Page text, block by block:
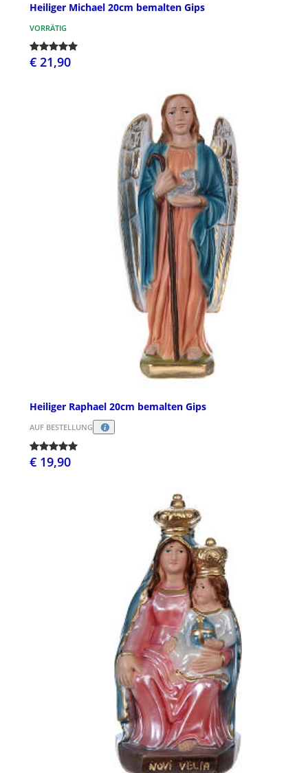
Heiliger Michael 20cm bemalten Gips
VORRÄTIG
€ 21,90
Heiliger Raphael 20cm bemalten Gips
AUF BESTELLUNG
€ 19,90